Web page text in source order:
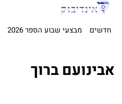
חדשים מבצעי שבוע הספר 2026
אבינועם ברוך